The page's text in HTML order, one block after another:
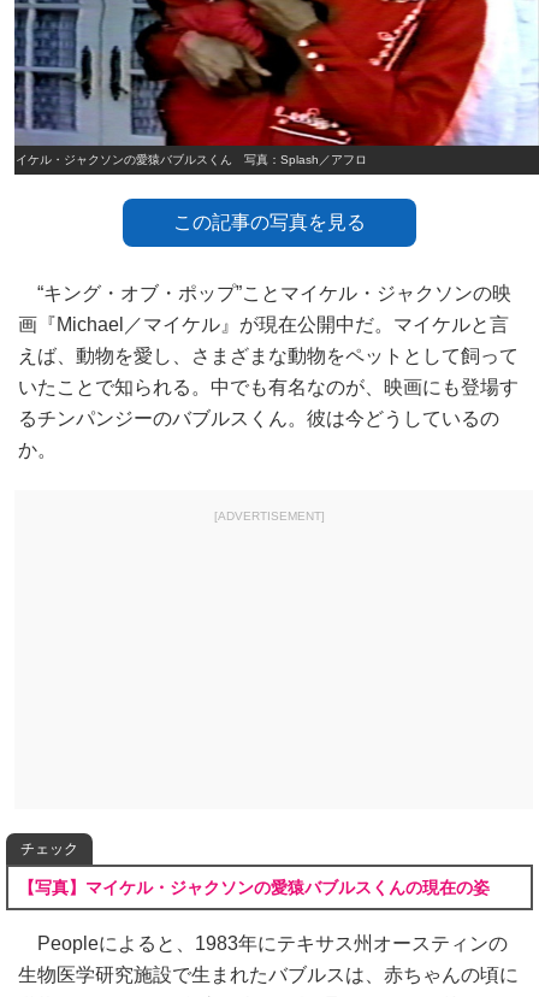
マイケル・ジャクソンの愛猿バブルスくん 写真：Splash／アフロ
この記事の写真を見る
“キング・オブ・ポップ”ことマイケル・ジャクソンの映
画『Michael／マイケル』が現在公開中だ。マイケルと言
えば、動物を愛し、さまざまな動物をペットとして飼って
いたことで知られる。中でも有名なのが、映画にも登場す
るチンパンジーのバブルスくん。彼は今どうしているの
か。
[ADVERTISEMENT]
チェック
【写真】マイケル・ジャクソンの愛猿バブルスくんの現在の姿
Peopleによると、1983年にテキサス州オースティンの
生物医学研究施設で生まれたバブルスは、赤ちゃんの頃に